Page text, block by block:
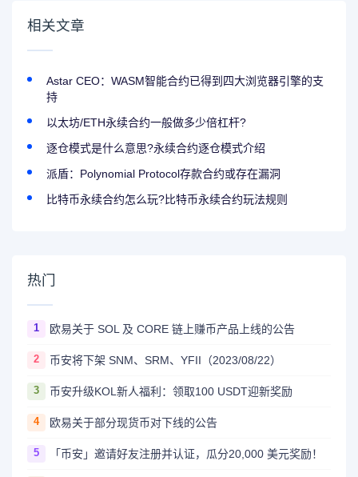
相关文章
Astar CEO：WASM智能合约已得到四大浏览器引擎的支
持
以太坊/ETH永续合约一般做多少倍杠杆?
逐仓模式是什么意思?永续合约逐仓模式介绍
派盾：Polynomial Protocol存款合约或存在漏洞
比特币永续合约怎么玩?比特币永续合约玩法规则
热门
1 欧易关于 SOL 及 CORE 链上赚币产品上线的公告
2 币安将下架 SNM、SRM、YFII（2023/08/22）
3 币安升级KOL新人福利：领取100 USDT迎新奖励
4 欧易关于部分现货币对下线的公告
5 「币安」邀请好友注册并认证，瓜分20,000 美元奖励！